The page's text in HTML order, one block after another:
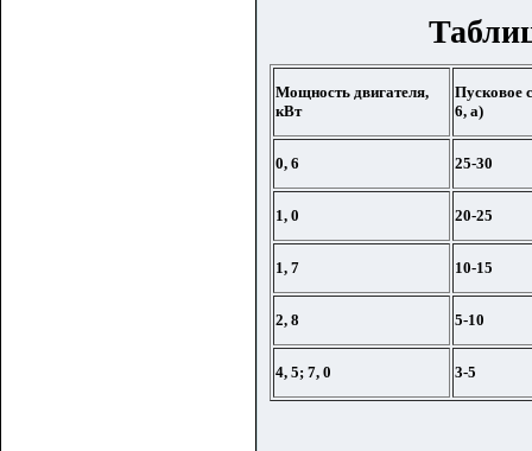
Мощность двигателя,
кВт
Пусковое
6, а)
0, 6 25-30
1, 0 20-25
1, 7 10-15
2, 8 5-10
4, 5; 7, 0 3-5